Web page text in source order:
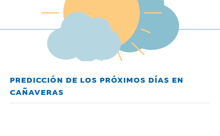
PREDICCIÓN DE LOS PRÓXIMOS DÍAS EN
CAÑAVERAS